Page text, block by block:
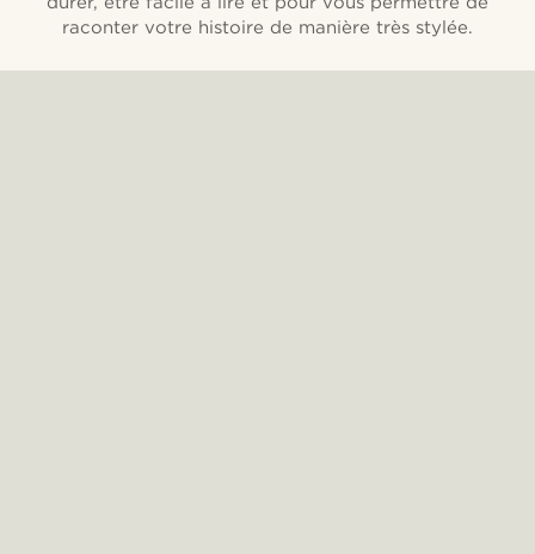
raconter votre histoire de manière très stylée.